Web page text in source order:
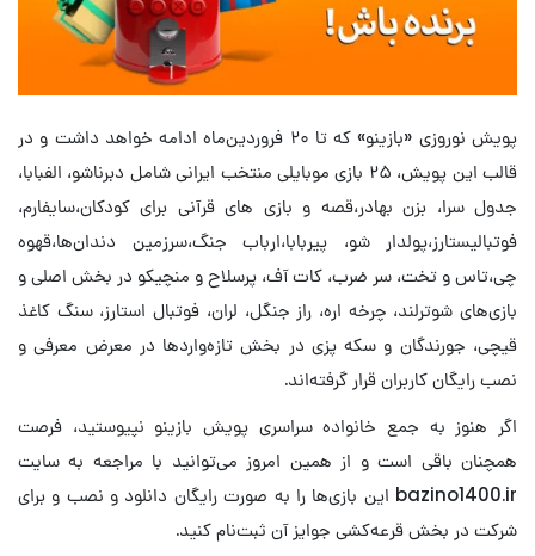
پویش نوروزی «بازینو» که تا ۲۰ فروردین‌ماه ادامه خواهد داشت و در
قالب این پویش، ۲۵ بازی‌ موبایلی منتخب ایرانی شامل دبرناشو، الفبابا،
جدول سرا، بزن بهادر،قصه و بازی های قرآنی برای کودکان،سایفارم،
فوتبالیستارز،پولدار شو، پیربابا،ارباب جنگ،سرزمین دندان‌ها،قهوه
چی،تاس و تخت، سر ضرب، کات آف، پرسلاح و منچیکو در بخش اصلی و
بازی‌های شوترلند، چرخه اره، راز جنگل، لران، فوتبال استارز، سنگ کاغذ
قیچی، جورندگان و سکه پزی در بخش تازه‌واردها در معرض معرفی و
نصب رایگان کاربران قرار گرفته‌اند.
اگر هنوز به جمع خانواده سراسری پویش بازینو نپیوستید، فرصت
همچنان باقی است و از همین امروز می‌توانید با مراجعه به سایت
bazino1400.ir این بازی‌ها را به صورت رایگان دانلود و نصب و برای
شرکت در بخش قرعه‌کشی جوایز آن ثبت‌نام کنید.